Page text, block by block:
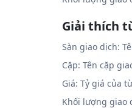
Giải thích
Sàn giao dịch:
Cặp: Tên cặp
Giá: Tỷ giá của
Khối lượng giao